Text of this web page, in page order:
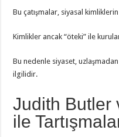
Bu çatışmalar, siyasal
Kimlikler ancak “öteki” ile
Bu nedenle siyaset,
ilgilidir.
Judith Butler
ile